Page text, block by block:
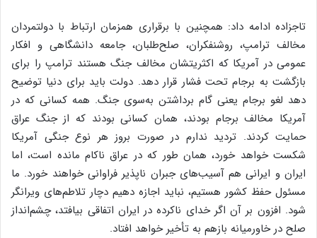
تاجزاده ادامه داد: همچنین با برقراری همزمان ارتباط با دولتمردان
مخالف ترامپ، روشنفکران، صلح‌طلبان، جامعه دانشگاهی و افکار
عمومی در آمریکا که اکثریتشان مخالف جنگ هستند ترامپ را برای
بازگشت به برجام تحت فشار قرار دهد. دولت باید برای دنیا توضیح
دهد لغو برجام یعنی گام برداشتن به‌سوی جنگ. همه کسانی که در
آمریکا مخالف برجام بودند، همان کسانی بودند که از جنگ عراق
حمایت کردند. تردید ندارم در صورت بروز هر نوع جنگی آمریکا
شکست خواهد خورد، همان طور که در عراق ناکام مانده است، اما
ایران و ایرانی هم آسیب‌های جبران ناپذیر فراوانی خواهند خورد. ما
مسئول حفظ کشور هستیم، نباید اجازه دهیم دچار تلاطم‌های ویرانگر
شود. افزون بر آن اگر خدای ناکرده در ایران اتفاقی بیافتد، چشم‌انداز
صلح در خاورمیانه بازهم به تأخیر خواهد افتاد.